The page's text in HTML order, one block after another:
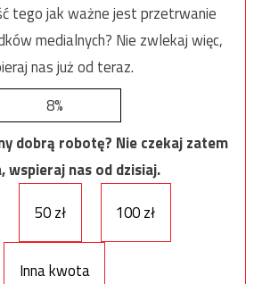
tego jak ważne jest przetrwanie
medialnych? Nie zwlekaj więc,
nas już od teraz.
8%
dobrą robotę? Nie czekaj zatem
wspieraj nas od dzisiaj.
50 zł 100 zł
Inna kwota